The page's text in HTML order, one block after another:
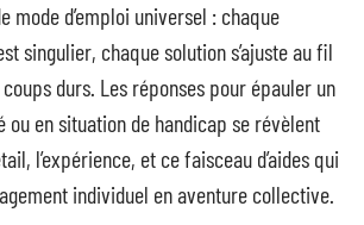
mode d’emploi universel : chaque
singulier, chaque solution s’ajuste au fil
durs. Les réponses pour épauler un
ou en situation de handicap se révèlent
l’expérience, et ce faisceau d’aides qui
individuel en aventure collective.